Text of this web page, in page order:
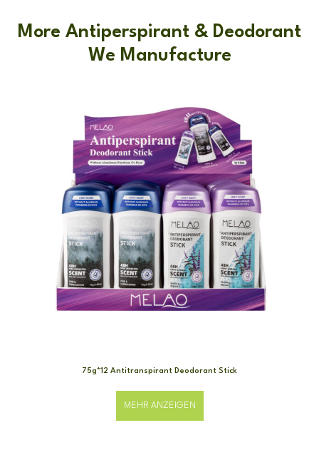
More Antiperspirant & Deodorant
We Manufacture
75g*12 Antitranspirant Deodorant Stick
MEHR ANZEIGEN